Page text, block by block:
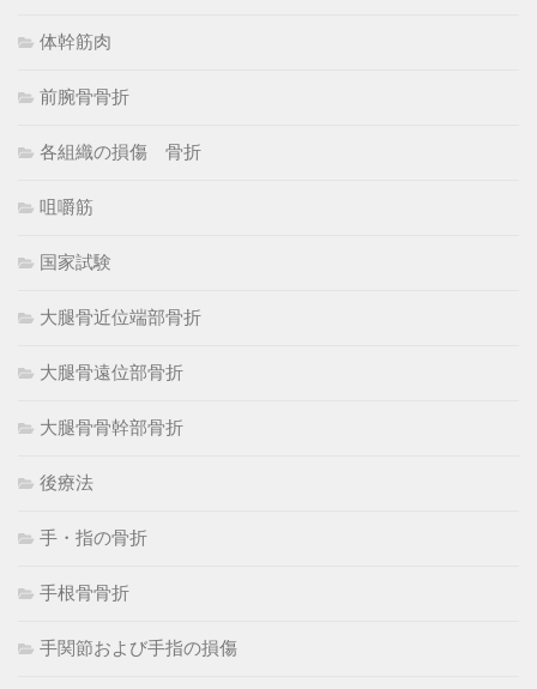
体幹筋肉
前腕骨骨折
各組織の損傷 骨折
咀嚼筋
国家試験
大腿骨近位端部骨折
大腿骨遠位部骨折
大腿骨骨幹部骨折
後療法
手・指の骨折
手根骨骨折
手関節および手指の損傷